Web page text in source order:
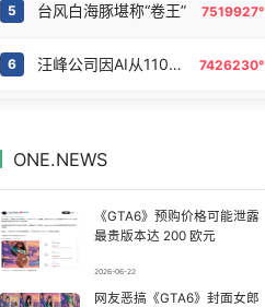
5 台风白海豚堪称“卷王” 7519927°
6 汪峰公司因AI从1100人减到400人 7426230°
9 “不建议大家买深色蛋糕” 7139879°
ONE.NEWS
《GTA6》预购价格可能泄露
最贵版本达 200 欧元
2026-06-22
网友恶搞《GTA6》封面女郎